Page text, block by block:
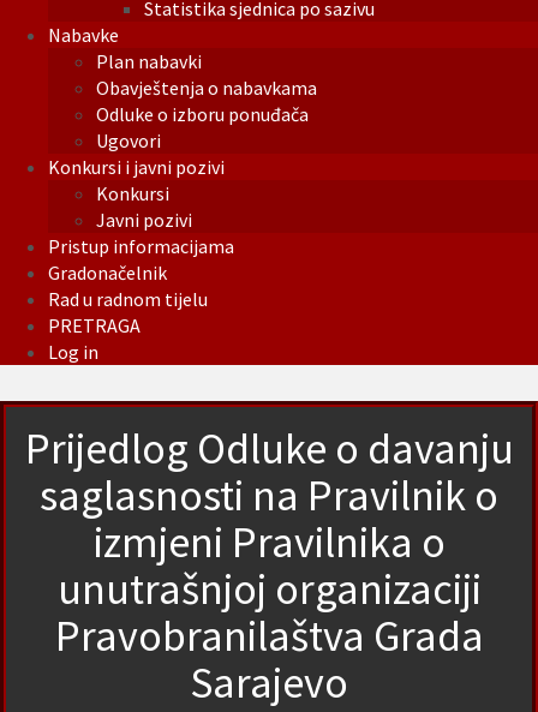
Statistika sjednica po sazivu
Nabavke
Plan nabavki
Obavještenja o nabavkama
Odluke o izboru ponuđača
Ugovori
Konkursi i javni pozivi
Konkursi
Javni pozivi
Pristup informacijama
Gradonačelnik
Rad u radnom tijelu
PRETRAGA
Log in
Prijedlog Odluke o davanju
saglasnosti na Pravilnik o
izmjeni Pravilnika o
unutrašnjoj organizaciji
Pravobranilaštva Grada
Sarajevo